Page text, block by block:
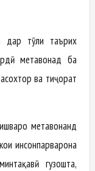
дар тӯли таърих
метавонад ба
ва тиҷорат
метавонанд
инсонпарварона
гузошта,